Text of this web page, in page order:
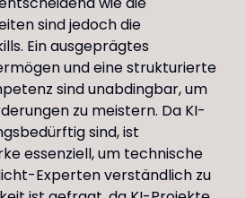
sind jedoch die
Ein ausgeprägtes
und eine strukturierte
sind unabdingbar, um
zu meistern. Da KI-
sind, ist
essenziell, um technische
Experten verständlich zu